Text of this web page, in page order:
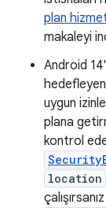
plan
makaleyi
Android
uygun
plana
kontrol
location